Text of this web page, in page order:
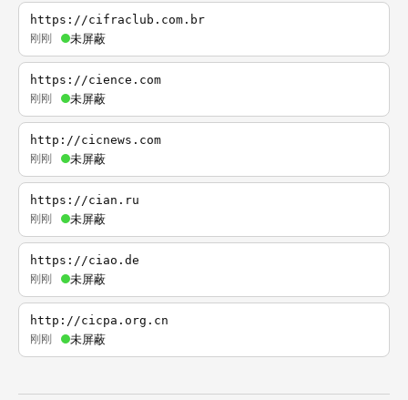
https://cifraclub.com.br
刚刚 未屏蔽
https://cience.com
刚刚 未屏蔽
http://cicnews.com
刚刚 未屏蔽
https://cian.ru
刚刚 未屏蔽
https://ciao.de
刚刚 未屏蔽
http://cicpa.org.cn
刚刚 未屏蔽